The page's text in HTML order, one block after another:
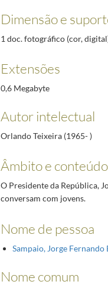
Dimensão e
1 doc. fotográfico (cor,
Extensões
0,6 Megabyte
Autor intelectual
Orlando Teixeira (1965- )
Âmbito e conteúdo
O Presidente da República,
conversam com jovens.
Nome de pessoa
Sampaio, Jorge
Nome comum